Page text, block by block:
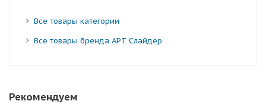
Все товары категории
Все товары бренда АРТ Слайдер
Рекомендуем